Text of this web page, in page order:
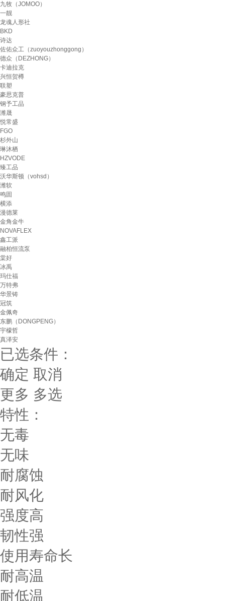
九牧（JOMOO）
一靓
龙魂人形社
BKD
诗达
佐佑众工（zuoyouzhonggong）
德众（DEZHONG）
卡迪拉克
兴恒贺樽
联塑
豪思克普
钢予工品
潍晟
悦常盛
FGO
杉外山
琳沐栖
HZVODE
臻工品
沃华斯顿（vohsd）
潍软
鸣固
横添
漫德莱
金角金牛
NOVAFLEX
鑫工派
融柏恒流泵
棠好
冰禹
玛仕福
万特弗
华景铸
冠筑
金佩奇
东鹏（DONGPENG）
宇檬哲
真泽安
已选条件：
确定 取消
更多 多选
特性：
无毒
无味
耐腐蚀
耐风化
强度高
韧性强
使用寿命长
耐高温
耐低温